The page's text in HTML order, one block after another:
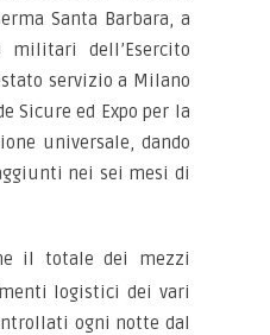
Santa Barbara, a
dell’Esercito
servizio a Milano
Sicure ed Expo per la
universale, dando
nei sei mesi di
il totale dei mezzi
logistici dei vari
ogni notte dal